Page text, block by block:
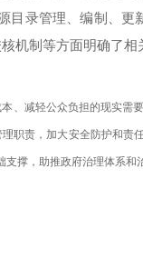
目录管理、编制、更
机制等方面明确了
、减轻公众负担的现实需
职责，加大安全防护和责
撑，助推政府治理体系和